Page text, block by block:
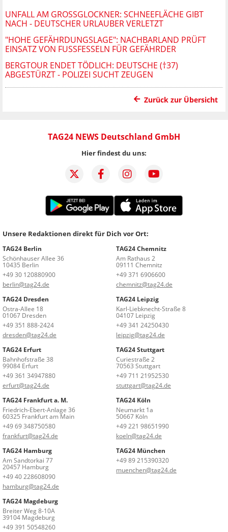
UNFALL AM GROSSGLOCKNER: SCHNEEFLÄCHE GIBT N
ACH - DEUTSCHER URLAUBER VERLETZT
"HOHE GEFÄHRDUNGSLAGE": NACHBARLAND PRÜFT
EINSATZ VON FUSSFESSELN FÜR GEFÄHRDER
BERGTOUR ENDET TÖDLICH: DEUTSCHE (†37)
ABGESTÜRZT - POLIZEI SUCHT ZEUGEN
Zurück zur Übersicht
TAG24 NEWS Deutschland GmbH
Hier findest du uns:
Unsere Redaktionen direkt für Dich vor Ort:
TAG24 Berlin
Schönhauser Allee 36
10435 Berlin
+49 30 120880900
berlin@tag24.de
TAG24 Chemnitz
Am Rathaus 2
09111 Chemnitz
+49 371 6906600
chemnitz@tag24.de
TAG24 Dresden
Ostra-Allee 18
01067 Dresden
+49 351 888-2424
dresden@tag24.de
TAG24 Leipzig
Karl-Liebknecht-Straße 8
04107 Leipzig
+49 341 24250430
leipzig@tag24.de
TAG24 Erfurt
Bahnhofstraße 38
99084 Erfurt
+49 361 34947880
erfurt@tag24.de
TAG24 Stuttgart
Curiestraße 2
70563 Stuttgart
+49 711 21952530
stuttgart@tag24.de
TAG24 Frankfurt a. M.
Friedrich-Ebert-Anlage 36
60325 Frankfurt am Main
+49 69 348750580
frankfurt@tag24.de
TAG24 Köln
Neumarkt 1a
50667 Köln
+49 221 98651990
koeln@tag24.de
TAG24 Hamburg
Am Sandtorkai 77
20457 Hamburg
+49 40 228608090
hamburg@tag24.de
TAG24 München
+49 89 215390320
muenchen@tag24.de
TAG24 Magdeburg
Breiter Weg 8-10A
39104 Magdeburg
+49 391 50548260